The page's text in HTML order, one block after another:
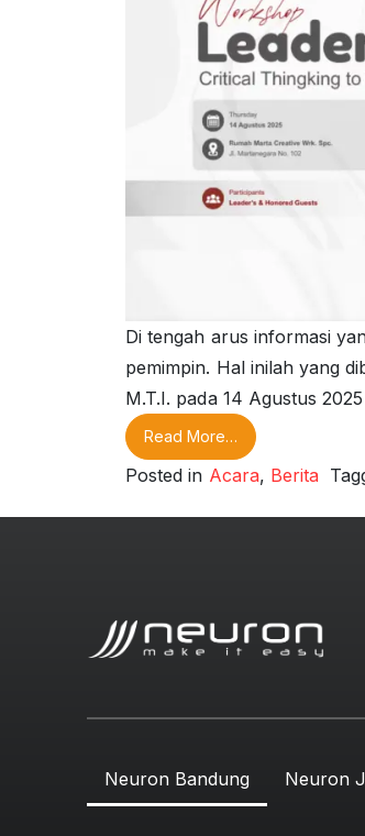
Di tengah arus informasi
pemimpin. Hal inilah yang
M.T.I. pada 14 Agustus
Read More… from Critical
Posted in Acara, Berita
Neuron Bandung Neuron